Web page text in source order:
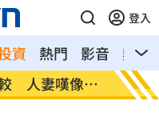
登入
資 熱門 影音
熱搜
象署發豪雨特
南電